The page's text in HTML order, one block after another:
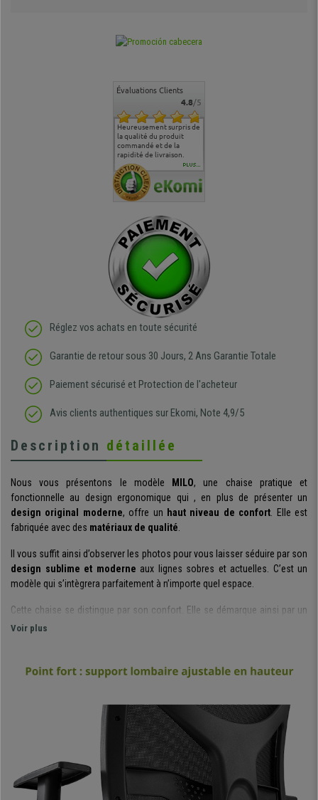
Évaluations Clients
4.8/5
Heureusement surpris de
la qualité du produit
commandé et de la
rapidité de livraison.
de l'aménagement et ne
regrette pas mon achat.
PLUS...
Réglez vos achats en toute sécurité
Garantie de retour sous 30 Jours, 2 Ans Garantie Totale
Paiement sécurisé et Protection de l'acheteur
Avis clients authentiques sur Ekomi, Note 4,9/5
Description détaillée
Nous vous présentons le modèle MILO, une chaise pratique et
fonctionnelle au design ergonomique qui , en plus de présenter un
design original moderne, offre un haut niveau de confort. Elle est
fabriquée avec des matériaux de qualité.
Il vous suffit ainsi d’observer les photos pour vous laisser séduire par son
design sublime et moderne aux lignes sobres et actuelles. C’est un
modèle qui s’intègrera parfaitement à n’importe quel espace.
Cette chaise se distingue par son confort. Elle se démarque ainsi par un
design ergonomique,
hauteur, augmentent la sensation de confort.
positionner la chaise selon ses envies. Ce modèle possède un
mécanisme synchrone à bascule, un système utile et pratique pour
incliner le dossier sa guise, avec la possibilité de fixer ce dernier sur
différentes positions. Tous ces éléments permettent à ce modèle d’être
adapté pour une utilisation intensive jusqu’à 8 heures/jour
donc idéal pour une utilisation professionnelle.
Voir plus